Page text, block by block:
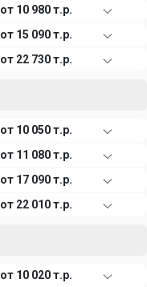
от 10 980 т.р.
от 15 090 т.р.
от 22 730 т.р.
от 10 050 т.р.
от 11 080 т.р.
от 17 090 т.р.
от 22 010 т.р.
от 10 020 т.р.